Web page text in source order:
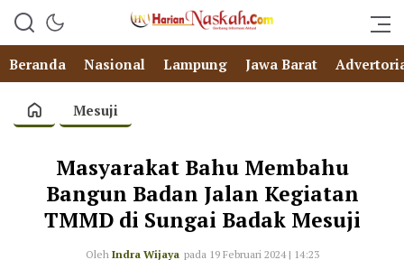
Beranda Nasional Lampung Jawa Barat
Mesuji
Masyarakat Bahu Membahu
Bangun Badan Jalan Kegiatan
TMMD di Sungai Badak Mesuji
Oleh Indra Wijaya pada 19 Februari 2024 | 14:23